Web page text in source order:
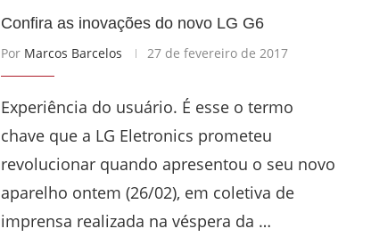
Confira as inovações do novo LG G6
Por Marcos Barcelos 27 de fevereiro de 2017
Experiência do usuário. É esse o termo
chave que a LG Eletronics prometeu
revolucionar quando apresentou o seu novo
aparelho ontem (26/02), em coletiva de
imprensa realizada na véspera da …